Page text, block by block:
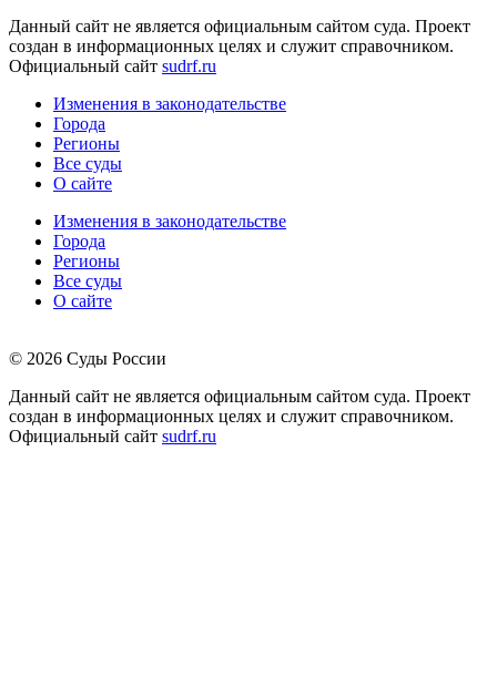
Данный сайт не является официальным сайтом суда. Проект
создан в информационных целях и служит справочником.
Официальный сайт sudrf.ru
Изменения в законодательстве
Города
Регионы
Все суды
О сайте
Изменения в законодательстве
Города
Регионы
Все суды
О сайте
© 2026 Суды России
Данный сайт не является официальным сайтом суда. Проект
создан в информационных целях и служит справочником.
Официальный сайт sudrf.ru